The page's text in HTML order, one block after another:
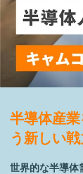
半導体産
う新しい戦
世界的な半導体